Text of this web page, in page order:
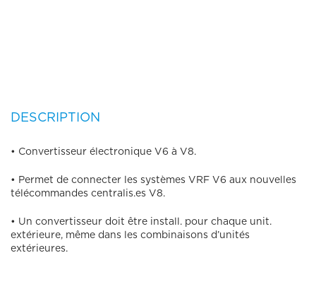
DESCRIPTION
• Convertisseur électronique V6 à V8.
• Permet de connecter les systèmes VRF V6 aux nouvelles
télécommandes centralis.es V8.
• Un convertisseur doit être install. pour chaque unit.
extérieure, même dans les combinaisons d’unités
extérieures.